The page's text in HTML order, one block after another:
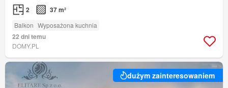
2 37 m²
Balkon Wyposażona kuchnia
22 dni temu
DOMY.PL
dużym zainteresowaniem